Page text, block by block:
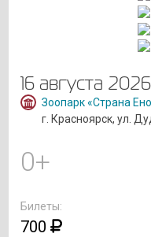
16 августа
Зоопарк «Страна
г. Красноярск, ул.
0+
Билеты:
700